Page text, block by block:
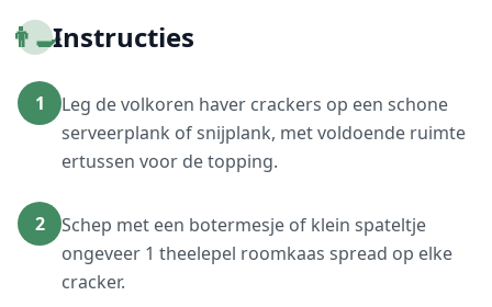
👨‍🍳Instructies
1
Leg de volkoren haver crackers op een schone
serveerplank of snijplank, met voldoende ruimte
ertussen voor de topping.
2
Schep met een botermesje of klein spateltje
ongeveer 1 theelepel roomkaas spread op elke
cracker.